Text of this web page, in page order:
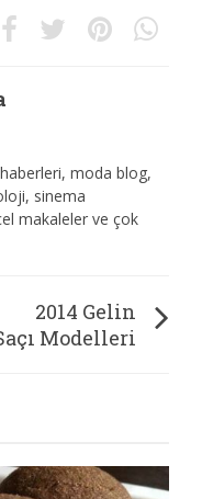
moda blog,
sinema
makaleler ve çok
2014 Gelin
Modelleri